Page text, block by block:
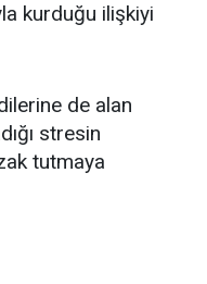
kurduğu ilişkiyi
de alan
stresin
tutmaya